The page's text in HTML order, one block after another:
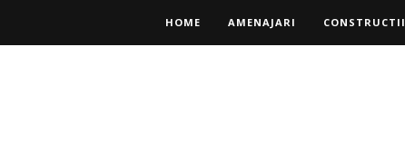
HOME AMENAJARI CONSTRUCTII